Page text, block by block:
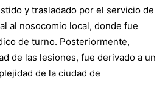
y trasladado por el servicio de
al nosocomio local, donde fue
de turno. Posteriormente,
de las lesiones, fue derivado a un
de la ciudad de